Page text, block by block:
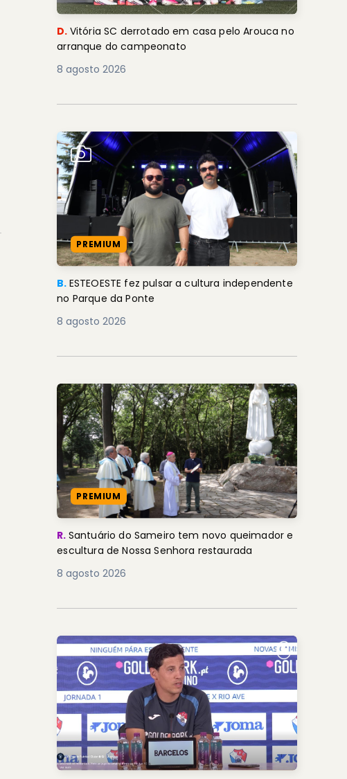
D. Vitória SC derrotado em casa pelo Arouca no
arranque do campeonato
8 agosto 2026
PREMIUM
B. ESTEOESTE fez pulsar a cultura independente
no Parque da Ponte
8 agosto 2026
PREMIUM
R. Santuário do Sameiro tem novo queimador e
escultura de Nossa Senhora restaurada
8 agosto 2026